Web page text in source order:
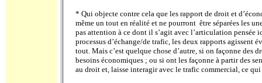
* Qui objecte contre cela que les rapport de droit et
même un tout en réalité et ne pourront être séparées les
pas attention à ce dont il s’agit avec l’articulation pensée
processus d’échange/de trafic, les deux rapports agissent
tout. Mais c’est quelque chose d’autre, si on façonne des
besoins économiques ; ou si ont les façonne à partir des
au droit et, laisse interagir avec le trafic commercial, ce qui